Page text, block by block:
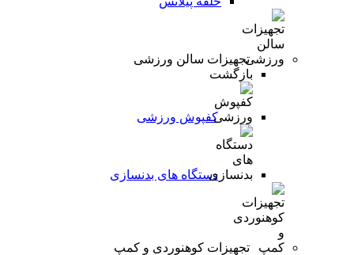
تجهیزات سالن ورزشی
بازگشت
کفپوش ورزشی
دستگاه های بدنسازی
تجهیزات کوهنوردی و کمپ